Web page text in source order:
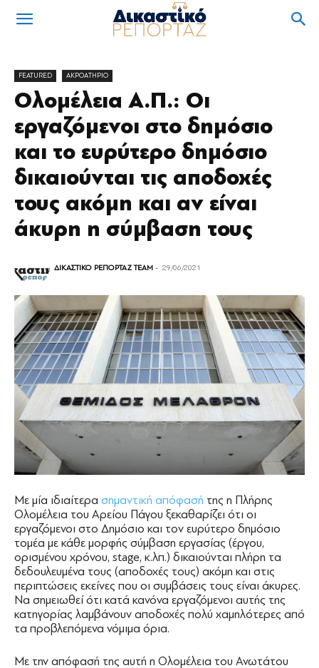
FEATURED ΑΚΡΟΑΤΗΡΙΟ
Ολομέλεια Α.Π.: Οι
εργαζόμενοι στο δημόσιο
και το ευρύτερο δημόσιο
δικαιούνται τις αποδοχές
τους ακόμη και αν είναι
άκυρη η σύμβαση τους
ΔΙΚΑΣΤΙΚΟ ΡΕΠΟΡΤΑΖ TEAM - 29/06/2021
Με μία ιδιαίτερα σημαντική απόφασή της η Πλήρης
Ολομέλεια του Αρείου Πάγου ξεκαθαρίζει ότι οι
εργαζόμενοι στο Δημόσιο και τον ευρύτερο δημόσιο
τομέα με κάθε μορφής σύμβαση εργασίας (έργου,
ορισμένου χρόνου, stage, κ.λπ.) δικαιούνται πλήρη τα
δεδουλευμένα τους (αποδοχές τους) ακόμη και στις
περιπτώσεις εκείνες που οι συμβάσεις τους είναι άκυρες.
Να σημειωθεί ότι κατά κανόνα εργαζόμενοι αυτής της
κατηγορίας λαμβάνουν αποδοχές πολύ χαμηλότερες από
τα προβλεπόμενα νόμιμα όρια.
Με την απόφασή της αυτή η Ολομέλεια του Ανωτάτου